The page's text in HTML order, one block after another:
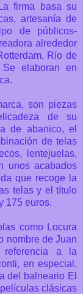
firma basa su
artesanía de
de públicos-
alrededor
Río de
elaboran en
son piezas
de su
de abanico, el
de telas
lentejuelas,
unos acabados
que recoge la
telas y el título
175 euros.
como Locura
nombre de Juan
referencia a la
en especial,
del balneario El
clásicas